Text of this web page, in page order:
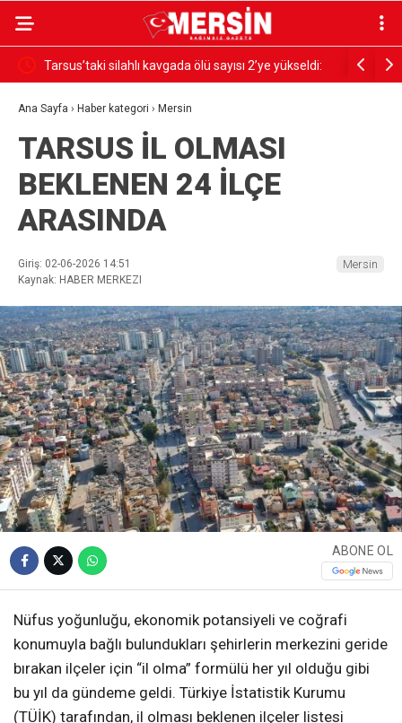
Tarsus’taki silahlı kavgada ölü sayısı 2’ye yükseldi:
Kuzenler hayatını kaybetti
BAŞKAN
Ana Sayfa › Haber kategori › Mersin
TARSUS İL OLMASI
BEKLENEN 24 İLÇE
ARASINDA
Giriş: 02-06-2026 14:51
Kaynak: HABER MERKEZI
Mersin
ABONE OL
Nüfus yoğunluğu, ekonomik potansiyeli ve coğrafi
konumuyla bağlı bulundukları şehirlerin merkezini geride
bırakan ilçeler için “il olma” formülü her yıl olduğu gibi
bu yıl da gündeme geldi. Türkiye İstatistik Kurumu
(TÜİK) tarafından, il olması beklenen ilçeler listesi